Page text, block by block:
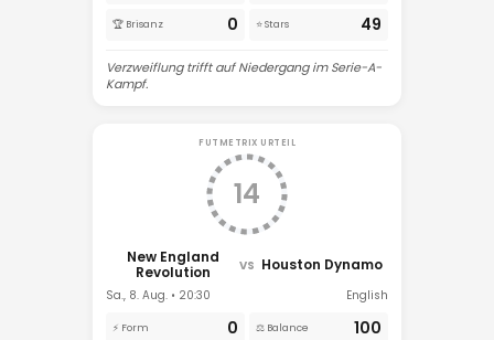
🏆 Brisanz 0 ⭐ Stars 49
Verzweiflung trifft auf Niedergang im Serie-A-
Kampf.
FUTMETRIX URTEIL
14
New England
Revolution
VS Houston Dynamo
Sa., 8. Aug. • 20:30 English
⚡ Form 0 ⚖️ Balance 100